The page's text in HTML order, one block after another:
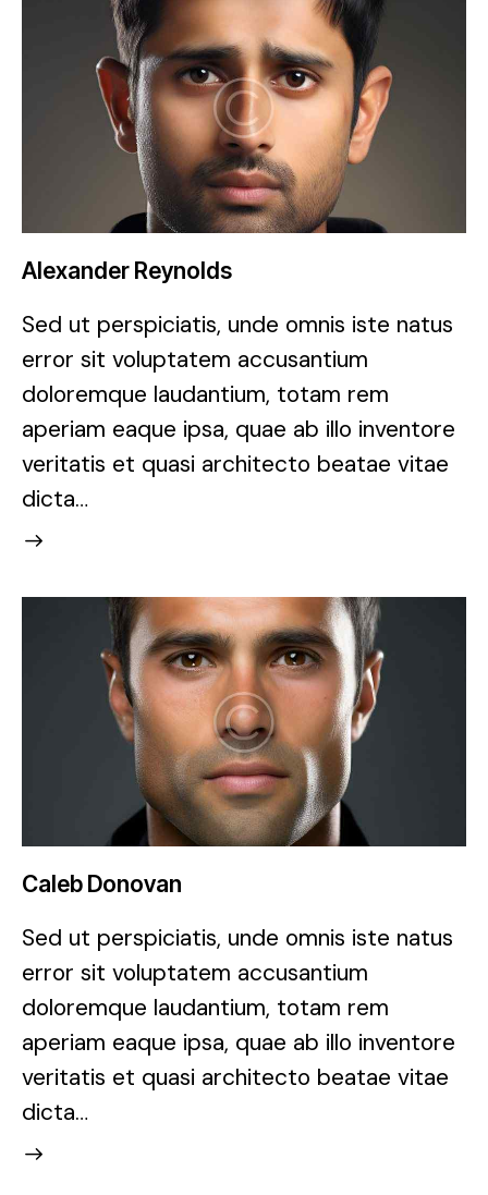
Alexander Reynolds
Sed ut perspiciatis, unde omnis iste natus
error sit voluptatem accusantium
doloremque laudantium, totam rem
aperiam eaque ipsa, quae ab illo inventore
veritatis et quasi architecto beatae vitae
dicta…
Caleb Donovan
Sed ut perspiciatis, unde omnis iste natus
error sit voluptatem accusantium
doloremque laudantium, totam rem
aperiam eaque ipsa, quae ab illo inventore
veritatis et quasi architecto beatae vitae
dicta…